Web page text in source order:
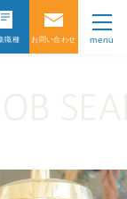
職種 お問い合わせ menu